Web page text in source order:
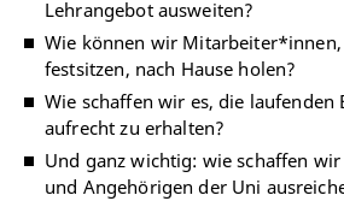
Lehrangebot ausweiten?
Wie können wir
festsitzen, nach Hause holen?
Wie schaffen wir es, die laufenden
aufrecht zu erhalten?
Und ganz wichtig: wie schaffen
und Angehörigen der Uni